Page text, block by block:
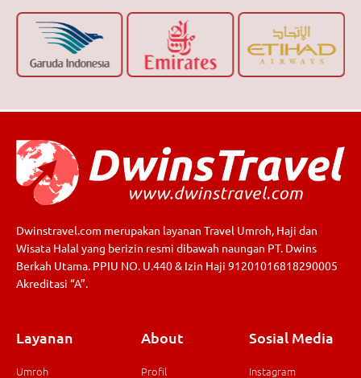
Dwinstravel.com merupakan layanan Travel Umroh, Haji dan
Wisata Halal yang berizin resmi dibawah naungan PT. Dwins
Berkah Utama. PPIU NO. U.440 & Izin Haji 91201016818290005
Akreditasi “A”.
Layanan
Umroh
About
Profil
Sosial Media
Instagram